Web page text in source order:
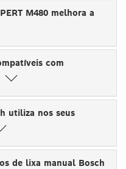
M480 melhora a
com
utiliza nos seus
de lixa manual Bosch